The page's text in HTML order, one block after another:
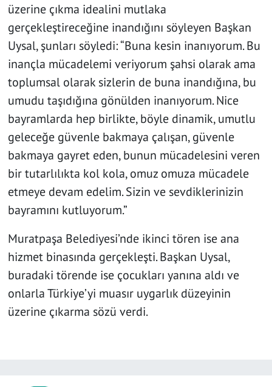
üzerine çıkma idealini mutlaka
gerçekleştireceğine inandığını söyleyen Başkan
Uysal, şunları söyledi: “Buna kesin inanıyorum. Bu
inançla mücadelemi veriyorum şahsi olarak ama
toplumsal olarak sizlerin de buna inandığına, bu
umudu taşıdığına gönülden inanıyorum. Nice
bayramlarda hep birlikte, böyle dinamik, umutlu
geleceğe güvenle bakmaya çalışan, güvenle
bakmaya gayret eden, bunun mücadelesini veren
bir tutarlılıkta kol kola, omuz omuza mücadele
etmeye devam edelim. Sizin ve sevdiklerinizin
bayramını kutluyorum.”
Muratpaşa Belediyesi’nde ikinci tören ise ana
hizmet binasında gerçekleşti. Başkan Uysal,
buradaki törende ise çocukları yanına aldı ve
onlarlaTürkiye’yi muasır uygarlık düzeyinin
üzerine çıkarma sözü verdi.